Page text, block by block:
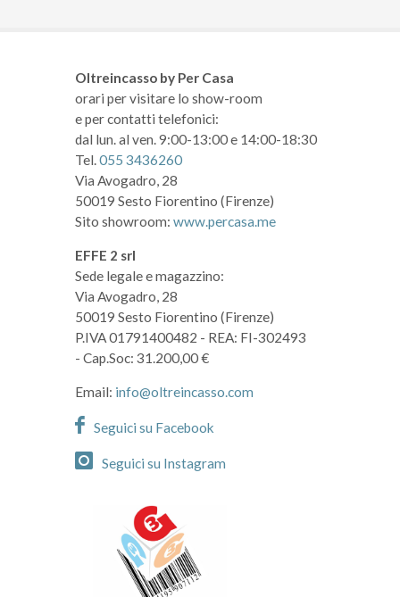
Oltreincasso by Per Casa
orari per visitare lo show-room
e per contatti telefonici:
dal lun. al ven. 9:00-13:00 e 14:00-18:30
Tel.055 3436260
Via Avogadro, 28
50019 Sesto Fiorentino (Firenze)
Sito showroom: www.percasa.me
EFFE 2 srl
Sede legale e magazzino:
Via Avogadro, 28
50019 Sesto Fiorentino (Firenze)
P.IVA 01791400482 - REA: FI-302493
- Cap.Soc: 31.200,00 €
Email: info@oltreincasso.com
Seguici su Facebook
Seguici su Instagram